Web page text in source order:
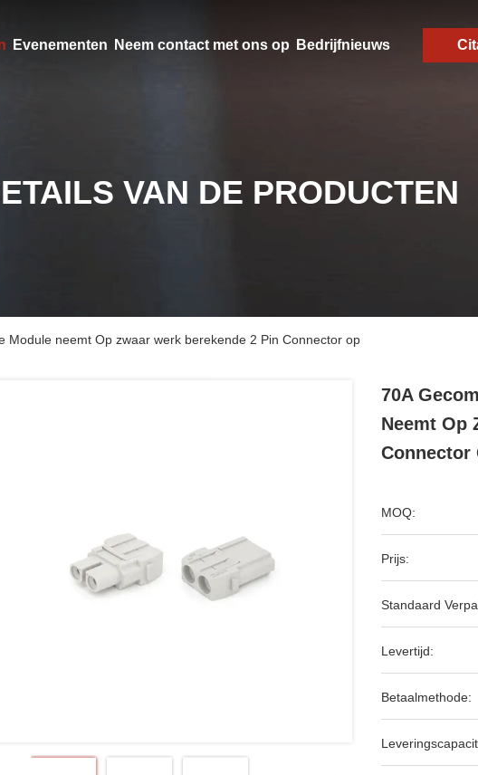
Evenementen Neem contact met ons op Bedrijfnieuws
VAN DE PRODUCTEN
Module neemt Op zwaar werk berekende 2 Pin Connector op
70A
Neemt Op
Connector
MOQ:
Prijs:
Standaard
Levertijd:
Betaalmethode: